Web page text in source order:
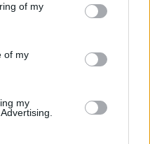
of my
of my
my